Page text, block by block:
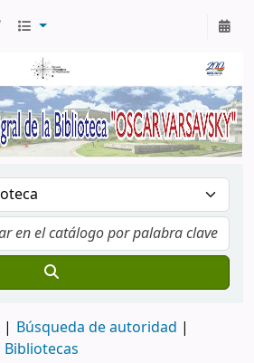
Búsqueda de autoridad
Bibliotecas